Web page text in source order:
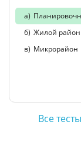
Жилой район
Микрорайон
Все